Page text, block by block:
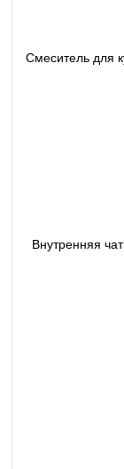
Смеситель для
Внутренняя